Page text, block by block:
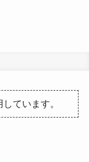
ています。